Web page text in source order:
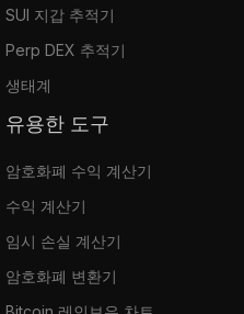
SUI 지갑 추적기
Perp DEX 추적기
생태계
유용한 도구
암호화폐 수익 계산기
수익 계산기
임시 손실 계산기
암호화폐 변환기